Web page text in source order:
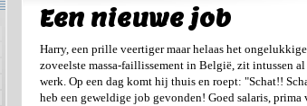
Een nieuwe job
Harry, een prille veertiger maar helaas het
zoveelste massa-faillissement in België, zit intussen
werk. Op een dag komt hij thuis en roept: "Schat!!
heb een geweldige job gevonden! Goed salaris,